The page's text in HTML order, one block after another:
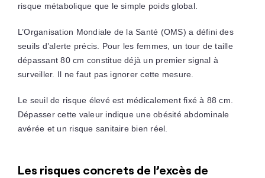
risque métabolique que le simple poids global.
L’Organisation Mondiale de la Santé (OMS) a défini des
seuils d’alerte précis. Pour les femmes, un tour de taille
dépassant 80 cm constitue déjà un premier signal à
surveiller. Il ne faut pas ignorer cette mesure.
Le seuil de risque élevé est médicalement fixé à 88 cm.
Dépasser cette valeur indique une obésité abdominale
avérée et un risque sanitaire bien réel.
Les risques concrets de l’excès de